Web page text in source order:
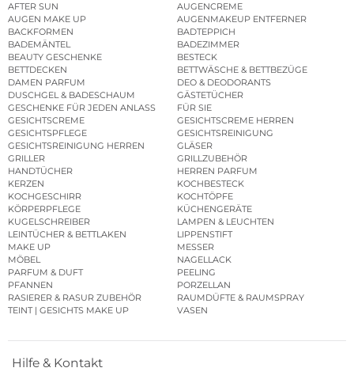
AFTER SUN
AUGENCREME
AUGEN MAKE UP
AUGENMAKEUP ENTFERNER
BACKFORMEN
BADTEPPICH
BADEMÄNTEL
BADEZIMMER
BEAUTY GESCHENKE
BESTECK
BETTDECKEN
BETTWÄSCHE & BETTBEZÜGE
DAMEN PARFUM
DEO & DEODORANTS
DUSCHGEL & BADESCHAUM
GÄSTETÜCHER
GESCHENKE FÜR JEDEN ANLASS
FÜR SIE
GESICHTSCREME
GESICHTSCREME HERREN
GESICHTSPFLEGE
GESICHTSREINIGUNG
GESICHTSREINIGUNG HERREN
GLÄSER
GRILLER
GRILLZUBEHÖR
HANDTÜCHER
HERREN PARFUM
KERZEN
KOCHBESTECK
KOCHGESCHIRR
KOCHTÖPFE
KÖRPERPFLEGE
KÜCHENGERÄTE
KUGELSCHREIBER
LAMPEN & LEUCHTEN
LEINTÜCHER & BETTLAKEN
LIPPENSTIFT
MAKE UP
MESSER
MÖBEL
NAGELLACK
PARFUM & DUFT
PEELING
PFANNEN
PORZELLAN
RASIERER & RASUR ZUBEHÖR
RAUMDÜFTE & RAUMSPRAY
TEINT | GESICHTS MAKE UP
VASEN
Hilfe & Kontakt